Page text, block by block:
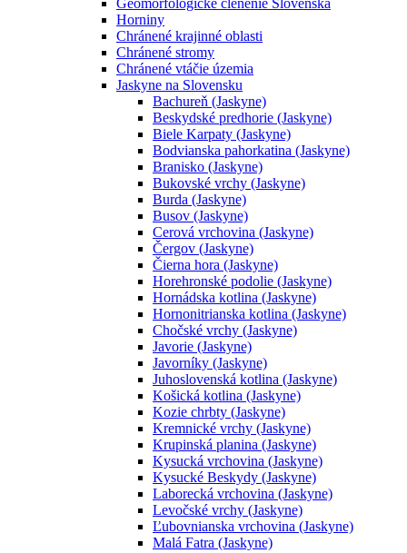
Horniny
Chránené krajinné oblasti
Chránené stromy
Chránené vtáčie územia
Jaskyne na Slovensku
Bachureň (Jaskyne)
Beskydské predhorie (Jaskyne)
Biele Karpaty (Jaskyne)
Bodvianska pahorkatina (Jaskyne)
Branisko (Jaskyne)
Bukovské vrchy (Jaskyne)
Burda (Jaskyne)
Busov (Jaskyne)
Cerová vrchovina (Jaskyne)
Čergov (Jaskyne)
Čierna hora (Jaskyne)
Horehronské podolie (Jaskyne)
Hornádska kotlina (Jaskyne)
Hornonitrianska kotlina (Jaskyne)
Chočské vrchy (Jaskyne)
Javorie (Jaskyne)
Javorníky (Jaskyne)
Juhoslovenská kotlina (Jaskyne)
Košická kotlina (Jaskyne)
Kozie chrbty (Jaskyne)
Kremnické vrchy (Jaskyne)
Krupinská planina (Jaskyne)
Kysucká vrchovina (Jaskyne)
Kysucké Beskydy (Jaskyne)
Laborecká vrchovina (Jaskyne)
Levočské vrchy (Jaskyne)
Ľubovnianska vrchovina (Jaskyne)
Malá Fatra (Jaskyne)